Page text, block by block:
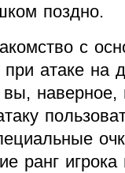
поздно.
с
атаке на
вы, наверное,
ранг игрока